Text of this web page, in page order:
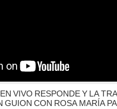
VIVO RESPONDE Y LA
GUION CON ROSA MARÍA